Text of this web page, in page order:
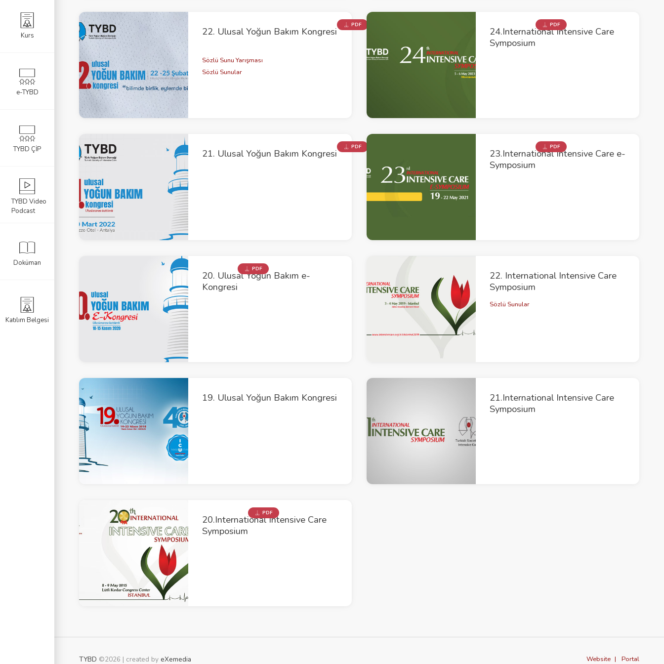
22. Ulusal Yoğun Bakım Kongresi
PDF
Sözlü Sunu Yarışması
Sözlü Sunular
24.International Intensive Care
Symposium
PDF
21. Ulusal Yoğun Bakım Kongresi
PDF
23.International Intensive Care e-
Symposium
PDF
20. Ulusal Yoğun Bakım e-
Kongresi
PDF
22. International Intensive Care
Symposium
Sözlü Sunular
19. Ulusal Yoğun Bakım Kongresi
21.International Intensive Care
Symposium
20.International Intensive Care
Symposium
PDF
Kurs
e-TYBD
TYBD ÇİP
TYBD Video
Podcast
Doküman
Katılım Belgesi
Sertifikası
Yazıları
TYBD ©2026 | created by eXemedia Website Portal